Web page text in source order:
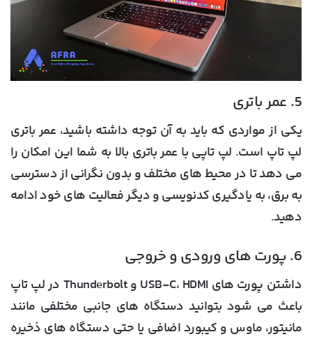
5. عمر باتری
یکی از مواردی که باید به آن توجه داشته باشید، عمر باتری
لپ تاپ است. لپ تاپی با عمر باتری بالا به شما این امکان را
می دهد تا در محیط های مختلف و بدون نگرانی از دسترسی
به برق، به یادگیری کدنویسی و دیگر فعالیت های خود ادامه
دهید.
6. پورت های ورودی و خروجی
داشتن پورت های USB-C، HDMI و Thunderbolt در لپ تاپ
باعث می شود بتوانید دستگاه های جانبی مختلفی مانند
مانیتور، ماوس و کیبورد اضافی یا حتی دستگاه های ذخیره